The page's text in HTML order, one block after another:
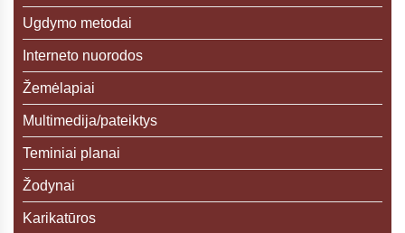
Ugdymo metodai
Interneto nuorodos
Žemėlapiai
Multimedija/pateiktys
Teminiai planai
Žodynai
Karikatūros